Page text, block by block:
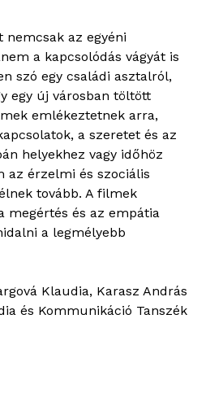
az egyéni
a kapcsolódás vágyát is
szó egy családi asztalról,
egy új városban töltött
emlékeztetnek arra,
a szeretet és az
helyekhez vagy időhöz
az érzelmi és szociális
tovább. A filmek
megértés és az empátia
a legmélyebb
Klaudia, Karasz András
és Kommunikáció Tanszék